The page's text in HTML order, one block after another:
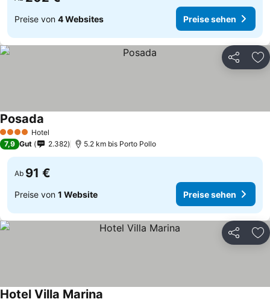
Preise von 4 Websites Preise sehen
Teilen
4 Sterne Hotel
Posada
7,9 Gut 2.382 5.2 km bis Porto Pollo
Ab 91 €
Preise von 1 Website Preise sehen
Teilen
Hotel Villa Marina